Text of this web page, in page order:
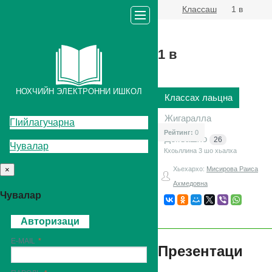
Классаш 1 в
НОХЧИЙН ЭЛЕКТРОННИ ИШКОЛ
ГIийлагучарна
Чувалар
×
Чувалар
Авторизаци
E-MAIL
1 в
Классах лаьцна
Жигаралла
Декъашхо
26
Рейтинг: 0
Кхоьллина 3 шо хьалха
Хьехархо: Мисирова Раиса
Ахмедовна
Презентаци